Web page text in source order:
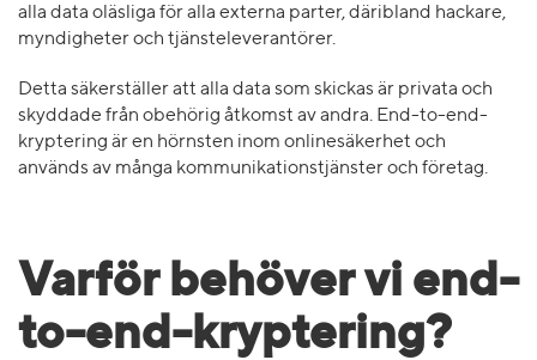
alla data oläsliga för alla externa parter, däribland hackare,
myndigheter och tjänsteleverantörer.
Detta säkerställer att alla data som skickas är privata och
skyddade från obehörig åtkomst av andra. End-to-end-
kryptering är en hörnsten inom onlinesäkerhet och
används av många kommunikationstjänster och företag.
Varför behöver vi end-
to-end-kryptering?